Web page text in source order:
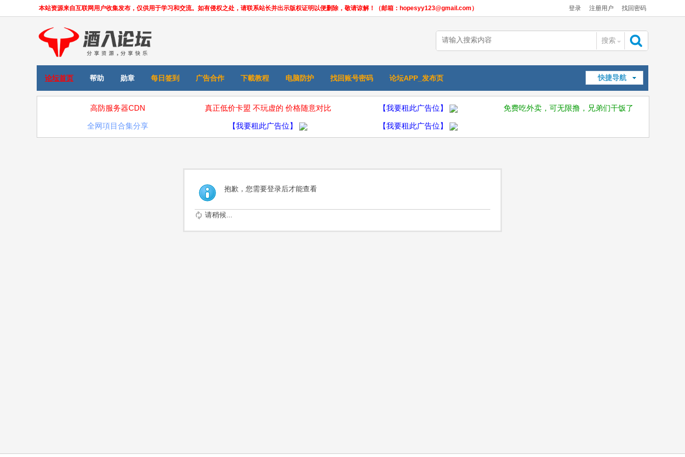
本站资源来自互联网用户收集发布，仅供用于学习和交流。如有侵权之处，请联系站长并出示版权证明以便删除，敬请谅解！（邮箱：hopesyy123@gmail.com） 登录 注册用户 找回密码
搜索
索
快捷导航
论坛首页 帮助 勋章 每日签到 广告合作 下載教程 电脑防护 找回账号密码 论坛APP_发布页
高防服务器CDN 真正低价卡盟 不玩虚的 价格随意对比 【我要租此广告位】 免费吃外卖，可无限撸，兄弟们干饭了
全网項目合集分享 【我要租此广告位】 【我要租此广告位】
抱歉，您需要登录后才能查看
请稍候...